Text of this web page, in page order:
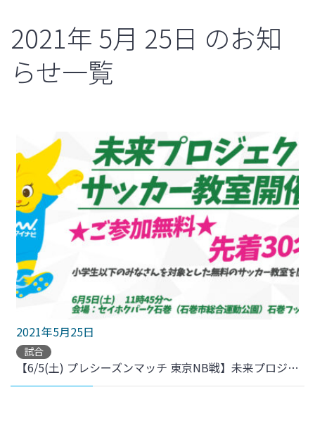
2021年 5月 25日 のお知
らせ一覧
2021年5月25日
試合
【6/5(土) プレシーズンマッチ 東京NB戦】未来プロジェクトサッカー教室開催！